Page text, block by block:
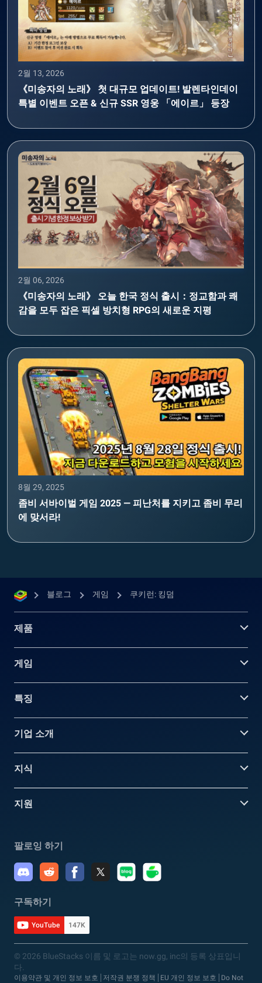
2월 13, 2026
《미송자의 노래》 첫 대규모 업데이트! 발렌타인데이
특별 이벤트 오픈 & 신규 SSR 영웅 「에이르」 등장
2월 06, 2026
《미송자의 노래》 오늘 한국 정식 출시：정교함과 쾌
감을 모두 잡은 픽셀 방치형 RPG의 새로운 지평
8월 29, 2025
좀비 서바이벌 게임 2025 — 피난처를 지키고 좀비 무리
에 맞서라!
블로그 게임 쿠키런: 킹덤
제품
게임
특징
기업 소개
지식
지원
팔로잉 하기
구독하기
YouTube 147K
© 2026 BlueStacks 이름 및 로고는 now.gg, inc의 등록 상표입니
다.
이용약관 및 개인 정보 보호 저작권 분쟁 정책 EU 개인 정보 보호 Do Not